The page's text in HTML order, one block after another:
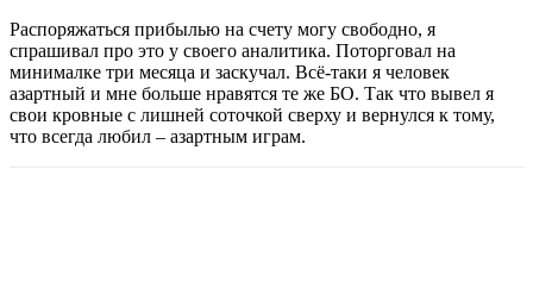
Распоряжаться прибылью на счету могу свободно, я
спрашивал про это у своего аналитика. Поторговал на
минималке три месяца и заскучал. Всё-таки я человек
азартный и мне больше нравятся те же БО. Так что вывел я
свои кровные с лишней соточкой сверху и вернулся к тому,
что всегда любил – азартным играм.